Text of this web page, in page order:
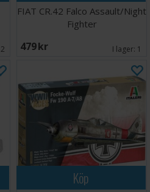
2
FIAT CR.42 Falco Assault/Night
Fighter
479 SEK I lager: 1
Köp